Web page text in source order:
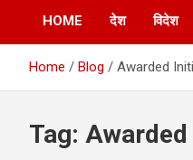
HOME देश विदेश
Home Blog Awarded
Tag: